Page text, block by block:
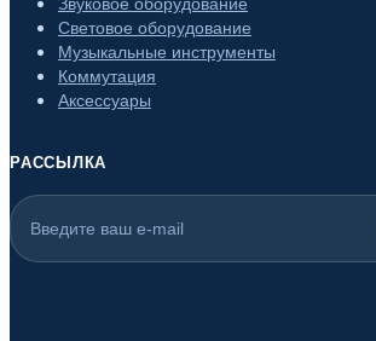
Световое оборудование
Музыкальные инструменты
Коммутация
Аксессуары
РАССЫЛКА